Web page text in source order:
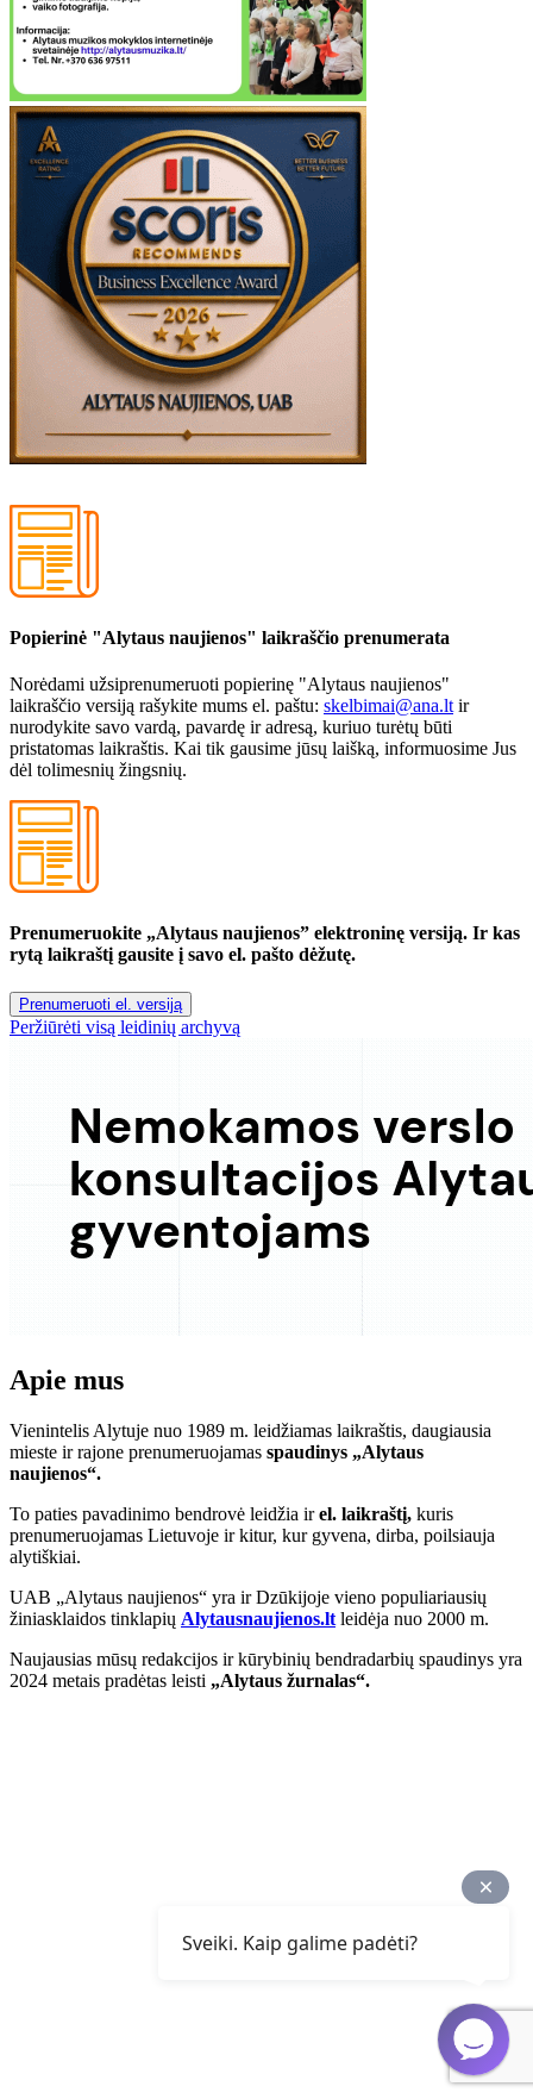
Popierinė "Alytaus naujienos" laikraščio prenumerata
Norėdami užsiprenumeruoti popierinę "Alytaus naujienos"
laikraščio versiją rašykite mums el. paštu: skelbimai@ana.lt ir
nurodykite savo vardą, pavardę ir adresą, kuriuo turėtų būti
pristatomas laikraštis. Kai tik gausime jūsų laišką, informuosime Jus
dėl tolimesnių žingsnių.
Prenumeruokite „Alytaus naujienos” elektroninę versiją. Ir kas
rytą laikraštį gausite į savo el. pašto dėžutę.
Prenumeruoti el. versiją
Peržiūrėti visą leidinių archyvą
Apie mus
Vienintelis Alytuje nuo 1989 m. leidžiamas laikraštis, daugiausia
mieste ir rajone prenumeruojamas spaudinys „Alytaus
naujienos“.
To paties pavadinimo bendrovė leidžia irel. laikraštį, kuris
prenumeruojamas Lietuvoje ir kitur, kur gyvena, dirba, poilsiauja
alytiškiai.
UAB „Alytaus naujienos“ yra ir Dzūkijoje vieno populiariausių
žiniasklaidos tinklapių Alytausnaujienos.lt leidėja nuo 2000 m.
Naujausias mūsų redakcijos ir kūrybinių bendradarbių spaudinys yra
2024 metais pradėtas leisti „Alytaus žurnalas“.
Sveiki. Kaip galime padėti?